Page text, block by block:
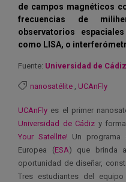
de campos magnéticos
frecuencias de
observatorios
como LISA, o
Fuente: Universidad de Cádiz
nanosatélite , UCAnFly
UCAnFly es el primer
Universidad de Cádiz y
Your Satellite!Un programa
Europea (ESA) que brinda
oportunidad de diseñar,
Tres estudiantes del